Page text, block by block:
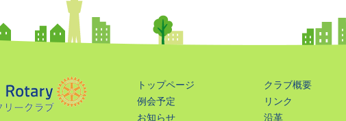
トップページ
例会予定
お知らせ
クラブ概要
リンク
沿革